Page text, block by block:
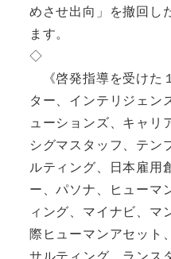
めさせ出向」を撤回し
ます。
◇
《啓発指導を受けた
ター、インテリジェン
ューションズ、キャリ
シグマスタッフ、テン
ルティング、日本雇用
ー、パソナ、ヒューマ
ィング、マイナビ、マ
際ヒューマンアセット
サルティング、ランス